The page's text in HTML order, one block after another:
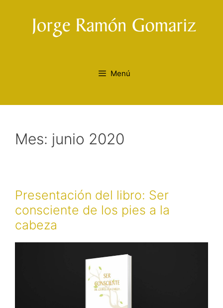
contenido
Menú
Mes: junio 2020
Presentación del libro: Ser
consciente de los pies a la
cabeza